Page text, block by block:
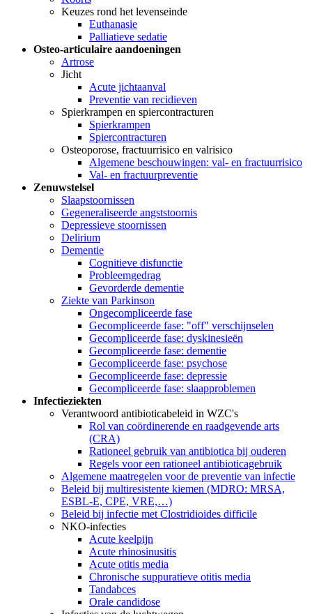
Keuzes rond het levenseinde
Euthanasie
Palliatieve sedatie
Osteo-articulaire aandoeningen
Artrose
Jicht
Acute jichtaanval
Preventie van recidieven
Spierkrampen en spiercontracturen
Spierkrampen
Spiercontracturen
Osteoporose, fractuurrisico en valrisico
Algemene beschouwingen: val- en fractuurrisico
Val- en fractuurpreventie
Zenuwstelsel
Slaapstoornissen
Gegeneraliseerde angststoornis
Depressieve stoornissen
Delirium
Dementie
Cognitieve disfunctie
Probleemgedrag
Gevorderde dementie
Ziekte van Parkinson
Ongecompliceerde fase
Gecompliceerde fase: "off" verschijnselen
Gecompliceerde fase: dyskinesieën
Gecompliceerde fase: dementie
Gecompliceerde fase: psychose
Gecompliceerde fase: depressie
Gecompliceerde fase: slaapproblemen
Infectieziekten
Verantwoord antibioticabeleid in WZC's
Rol van coördinerende en raadgevende arts
(CRA)
Rationeel gebruik van antibiotica bij ouderen
Regels voor een rationeel antibioticagebruik
Algemene maatregelen voor de preventie van infectie
Beleid bij multiresistente kiemen (MDRO: MRSA,
ESBL-E, CPE, VRE,…)
Beleid bij infectie met Clostridioides difficile
NKO-infecties
Acute keelpijn
Acute rhinosinusitis
Acute otitis media
Chronische suppuratieve otitis media
Tandabces
Orale candidose